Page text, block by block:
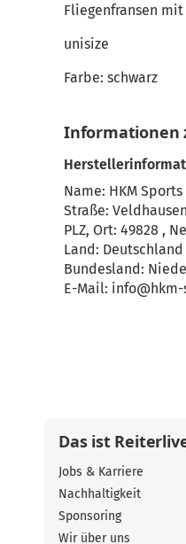
Fliegenfransen
unisize
Farbe: schwarz
Informationen
Name: HKM
Straße:
PLZ, Ort: 49828 ,
Land: Deutschland
Bundesland:
E-Mail:
Das ist
Jobs & Karriere
Nachhaltigkeit
Sponsoring
Wir über uns